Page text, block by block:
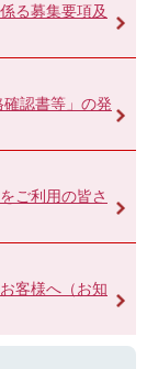
る募集要項及
認書等」の発
ご利用の皆さ
客様へ（お知